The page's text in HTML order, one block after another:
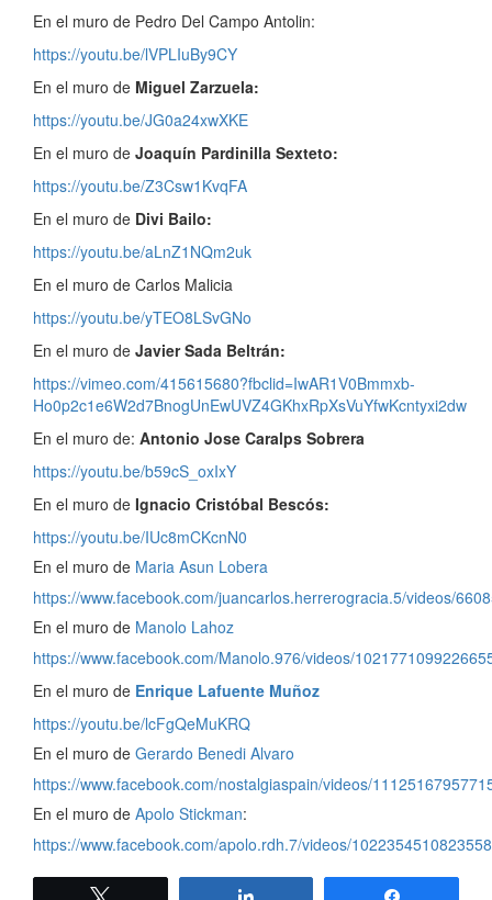
En el muro de Pedro Del Campo Antolin:
https://youtu.be/lVPLIuBy9CY
En el muro de Miguel Zarzuela:
https://youtu.be/JG0a24xwXKE
En el muro de Joaquín Pardinilla Sexteto:
https://youtu.be/Z3Csw1KvqFA
En el muro de Divi Bailo:
https://youtu.be/aLnZ1NQm2uk
En el muro de Carlos Malicia
https://youtu.be/yTEO8LSvGNo
En el muro de Javier Sada Beltrán:
https://vimeo.com/415615680?fbclid=IwAR1V0Bmmxb-
Ho0p2c1e6W2d7BnogUnEwUVZ4GKhxRpXsVuYfwKcntyxi2dw
En el muro de: Antonio Jose Caralps Sobrera
https://youtu.be/b59cS_oxIxY
En el muro de Ignacio Cristóbal Bescós:
https://youtu.be/IUc8mCKcnN0
En el muro de Maria Asun Lobera
https://www.facebook.com/juancarlos.herrerogracia.5/videos/
En el muro de Manolo Lahoz
https://www.facebook.com/Manolo.976/videos/
En el muro de Enrique Lafuente Muñoz
https://youtu.be/lcFgQeMuKRQ
En el muro de Gerardo Benedi Alvaro
https://www.facebook.com/nostalgiaspain/videos/
En el muro de Apolo Stickman:
https://www.facebook.com/apolo.rdh.7/videos/